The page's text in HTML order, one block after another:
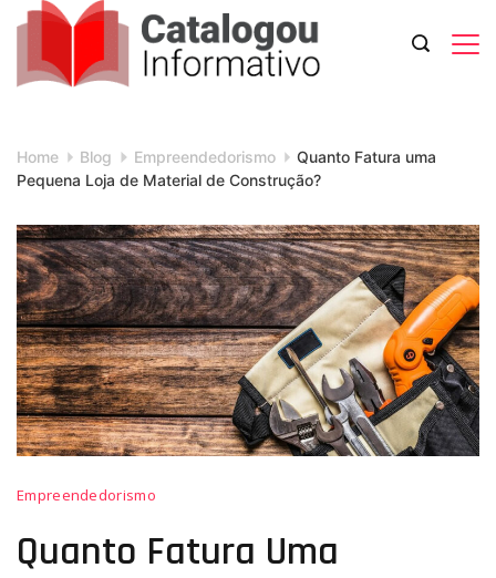
Skip
content
Home Blog Empreendedorismo
Quanto Fatura uma
Pequena Loja de Material de Construção?
Empreendedorismo
Quanto Fatura Uma